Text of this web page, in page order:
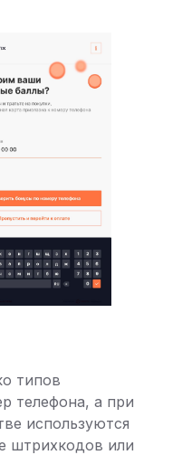
типов
телефона, а при
используются
штрихкодов или